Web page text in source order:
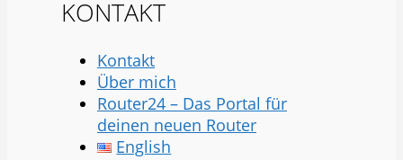
KONTAKT
Kontakt
Über mich
Router24 – Das Portal für
deinen neuen Router
English